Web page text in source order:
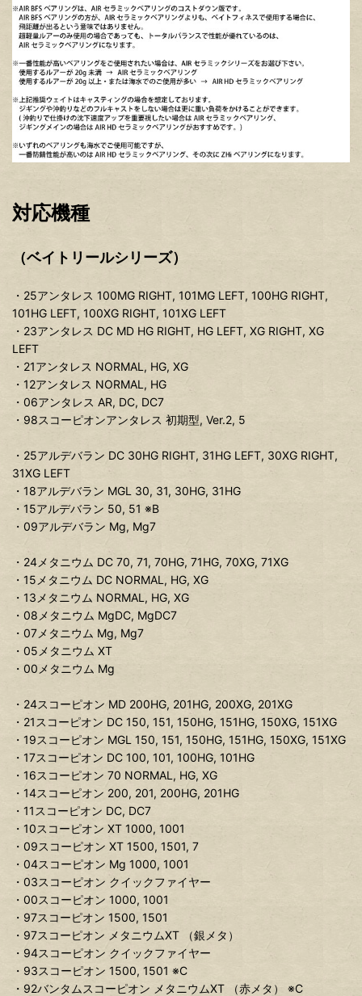
対応機種
（ベイトリールシリーズ）
・25アンタレス 100MG RIGHT, 101MG LEFT, 100HG RIGHT,
101HG LEFT, 100XG RIGHT, 101XG LEFT
・23アンタレス DC MD HG RIGHT, HG LEFT, XG RIGHT, XG
LEFT
・21アンタレス NORMAL, HG, XG
・12アンタレス NORMAL, HG
・06アンタレス AR, DC, DC7
・98スコーピオンアンタレス 初期型, Ver.2, 5
・25アルデバラン DC 30HG RIGHT, 31HG LEFT, 30XG RIGHT,
31XG LEFT
・18アルデバラン MGL 30, 31, 30HG, 31HG
・15アルデバラン 50, 51 ※B
・09アルデバラン Mg, Mg7
・24メタニウム DC 70, 71, 70HG, 71HG, 70XG, 71XG
・15メタニウム DC NORMAL, HG, XG
・13メタニウム NORMAL, HG, XG
・08メタニウム MgDC, MgDC7
・07メタニウム Mg, Mg7
・05メタニウム XT
・00メタニウム Mg
・24スコーピオン MD 200HG, 201HG, 200XG, 201XG
・21スコーピオン DC 150, 151, 150HG, 151HG, 150XG, 151XG
・19スコーピオン MGL 150, 151, 150HG, 151HG, 150XG, 151XG
・17スコーピオン DC 100, 101, 100HG, 101HG
・16スコーピオン 70 NORMAL, HG, XG
・14スコーピオン 200, 201, 200HG, 201HG
・11スコーピオン DC, DC7
・10スコーピオン XT 1000, 1001
・09スコーピオン XT 1500, 1501, 7
・04スコーピオン Mg 1000, 1001
・03スコーピオン クイックファイヤー
・00スコーピオン 1000, 1001
・97スコーピオン 1500, 1501
・97スコーピオン メタニウムXT （銀メタ）
・94スコーピオン クイックファイヤー
・93スコーピオン 1500, 1501 ※C
・92バンタムスコーピオン メタニウムXT （赤メタ） ※C